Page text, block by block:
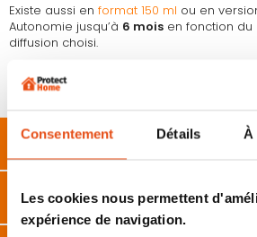
Consentement Détails À
Les cookies nous permettent
expérience de navigation.
Existe aussi en format 150 ml ou en
Autonomie jusqu’à 6 mois en fonction
diffusion choisi.
Permet de
,
autres insectes volants et rampants.
Description
Caractéristiques